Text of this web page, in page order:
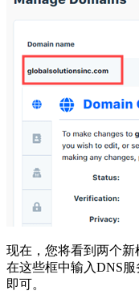
现在，您将看到两个
在这些框中输入DNS服
即可。